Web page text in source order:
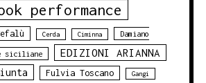
performance
Cerda Ciminna Damiano
siciliane EDIZIONI ARIANNA
Fulvia Toscano Gangi